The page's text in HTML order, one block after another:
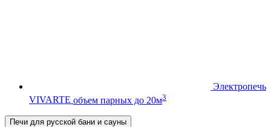
Электропечь
VIVARTE объем парных до 20м3
Печи для русской бани и сауны